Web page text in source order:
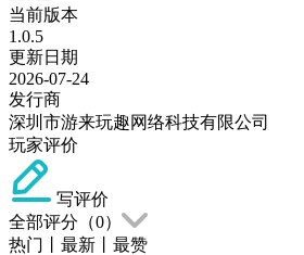
当前版本
1.0.5
更新日期
2026-07-24
发行商
深圳市游来玩趣网络科技有限公司
玩家评价
写评价
全部评分（0）
热门
最新 最赞